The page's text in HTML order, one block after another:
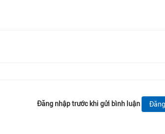
Đăng nhập trước khi gửi bình luận